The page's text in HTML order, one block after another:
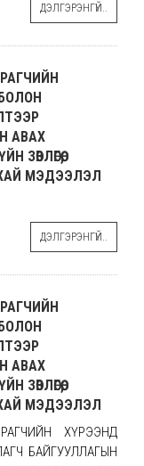
ДЭЛГЭРЭНГҮЙ..
АВАХ
МЭДЭЭЛЭЛ
ДЭЛГЭРЭНГҮЙ..
АВАХ
МЭДЭЭЛЭЛ
ХҮРЭЭНД
БАЙГУУЛЛАГЫН